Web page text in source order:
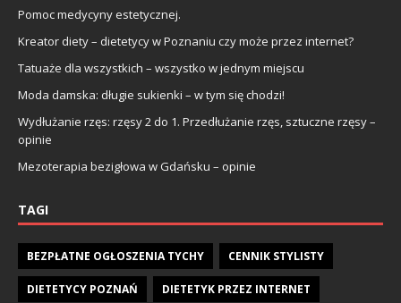
Pomoc medycyny estetycznej.
Kreator diety – dietetycy w Poznaniu czy może przez internet?
Tatuaże dla wszystkich – wszystko w jednym miejscu
Moda damska: długie sukienki – w tym się chodzi!
Wydłużanie rzęs: rzęsy 2 do 1. Przedłużanie rzęs, sztuczne rzęsy –
opinie
Mezoterapia bezigłowa w Gdańsku – opinie
TAGI
BEZPŁATNE OGŁOSZENIA TYCHY CENNIK STYLISTY
DIETETYCY POZNAŃ DIETETYK PRZEZ INTERNET